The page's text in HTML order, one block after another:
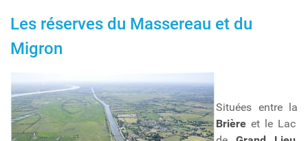
Les réserves du Massereau et du
Migron
Situées entre la
Brière et le Lac